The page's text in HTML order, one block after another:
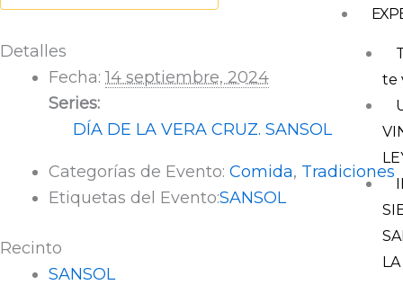
te
Detalles
Fecha: 14 septiembre, 2024
Series:
DÍA DE LA VERA CRUZ. SANSOL
Categorías de Evento: Comida, Tradiciones
Etiquetas del Evento:SANSOL
Recinto
SANSOL